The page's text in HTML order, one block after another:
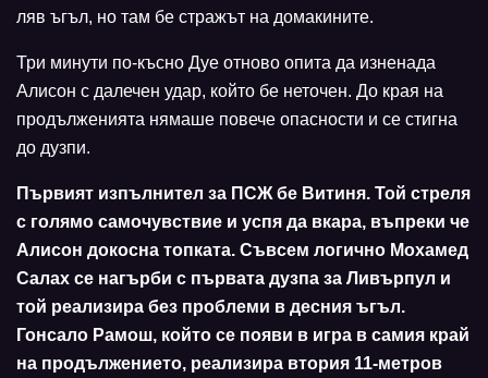
ляв ъгъл, но там бе стражът на домакините.
Три минути по-късно Дуе отново опита да изненада
Алисон с далечен удар, който бе неточен. До края на
продълженията нямаше повече опасности и се стигна
до дузпи.
Първият изпълнител за ПСЖ бе Витиня. Той стреля
с голямо самочувствие и успя да вкара, въпреки че
Алисон докосна топката. Съвсем логично Мохамед
Салах се нагърби с първата дузпа за Ливърпул и
той реализира без проблеми в десния ъгъл.
Гонсало Рамош, който се появи в игра в самия край
на продължението, реализира втория 11-метров